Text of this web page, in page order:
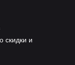
скидки и